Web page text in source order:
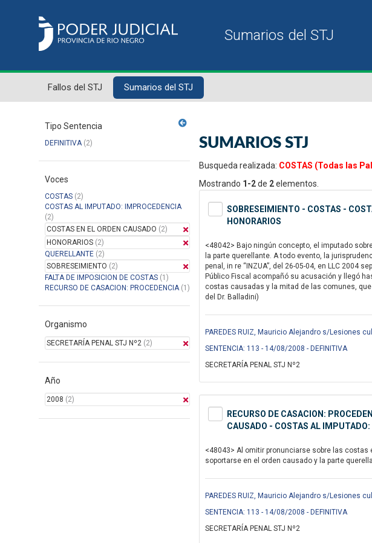
Fallos del STJ Sumarios del STJ
Tipo Sentencia
DEFINITIVA(2)
Voces
COSTAS (2)
COSTAS AL IMPUTADO: IMPROCEDENCIA
(2)
COSTAS EN EL ORDEN CAUSADO (2)
HONORARIOS (2)
QUERELLANTE (2)
SOBRESEIMIENTO (2)
FALTA DE IMPOSICION DE COSTAS (1)
RECURSO DE CASACION: PROCEDENCIA(1)
Organismo
SECRETARÍA PENAL STJ Nº2 (2)
Año
2008 (2)
SUMARIOS STJ
Busqueda realizada: COSTAS (Todas las
Mostrando 1-2de 2elementos.
SOBRESEIMIENTO - COSTAS -
HONORARIOS
<48042> Bajo ningún concepto, el imputado
la parte querellante. A todo evento, la
penal, in re “INZUA”, del 26-05-04, en LLC 2004
Público Fiscal acompañó su acusación y llegó
costas causadas y la mitad de las comunes,
del Dr. Balladini)
PAREDES RUIZ, Mauricio Alejandro s/Lesiones
SENTENCIA: 113 - 14/08/2008 - DEFINITIVA
SECRETARÍA PENAL STJ Nº2
RECURSO DE CASACION:
CAUSADO - COSTAS AL
<48043> Al omitir pronunciarse sobre las
soportarse en el orden causado y la parte
PAREDES RUIZ, Mauricio Alejandro s/Lesiones
SENTENCIA: 113 - 14/08/2008 - DEFINITIVA
SECRETARÍA PENAL STJ Nº2